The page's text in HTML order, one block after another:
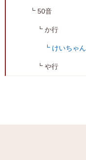
50音
か行
けいちゃん
や行